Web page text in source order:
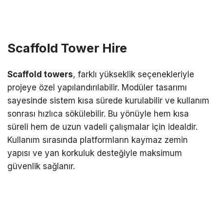
Scaffold Tower Hire
Scaffold towers, farklı yükseklik seçenekleriyle
projeye özel yapılandırılabilir. Modüler tasarımı
sayesinde sistem kısa sürede kurulabilir ve kullanım
sonrası hızlıca sökülebilir. Bu yönüyle hem kısa
süreli hem de uzun vadeli çalışmalar için idealdir.
Kullanım sırasında platformların kaymaz zemin
yapısı ve yan korkuluk desteğiyle maksimum
güvenlik sağlanır.